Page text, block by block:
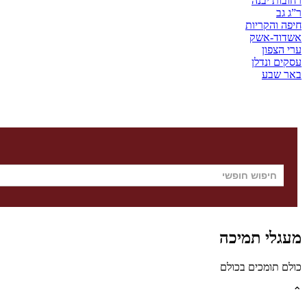
ר”ג גב
חיפה והקריות
אשדוד-אשק
ערי הצפון
עסקים ונדלן
באר שבע
מעגלי תמיכה
כולם תומכים בכולם
⌃